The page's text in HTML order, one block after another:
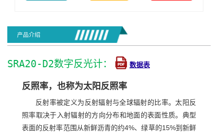
产品介绍
SRA20-D2数字反光计： 数据表
反照率，也称为太阳反照率
反射率被定义为反射辐射与全球辐射的比率。太阳反
照率取决于入射辐射的方向分布和地面的表面性质。典型
表面的反射率范围从新鲜沥青的约4%、绿草的15%到新鲜